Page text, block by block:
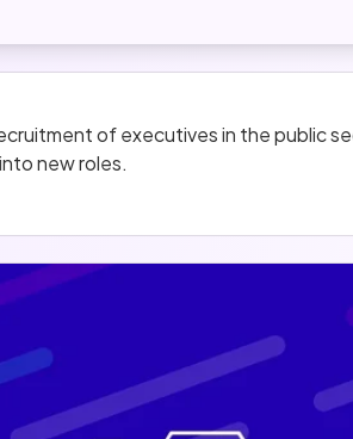
of executives in the public
new roles.